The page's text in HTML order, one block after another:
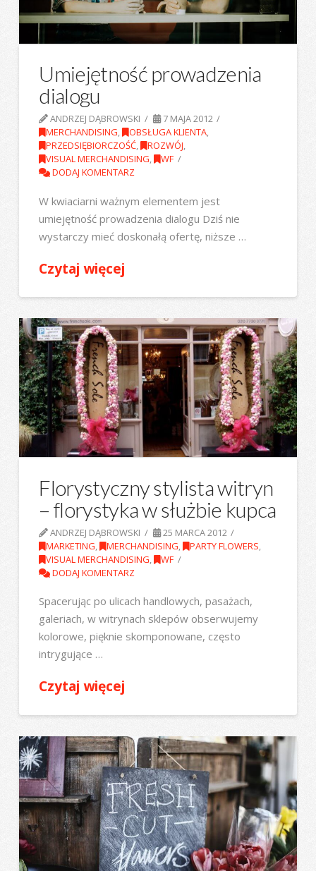
Umiejętność prowadzenia
dialogu
ANDRZEJ DĄBROWSKI
7 MAJA 2012
MERCHANDISING, OBSŁUGA KLIENTA,
PRZEDSIĘBIORCZOŚĆ, ROZWÓJ,
VISUAL MERCHANDISING, WF
DODAJ KOMENTARZ
W kwiaciarni ważnym elementem jest
umiejętność prowadzenia dialogu Dziś nie
wystarczy mieć doskonałą ofertę, niższe …
Czytaj więcej
Florystyczny stylista witryn
– florystyka w służbie kupca
ANDRZEJ DĄBROWSKI
25 MARCA 2012
MARKETING, MERCHANDISING, PARTY FLOWERS,
VISUAL MERCHANDISING, WF
DODAJ KOMENTARZ
Spacerując po ulicach handlowych, pasażach,
galeriach, w witrynach sklepów obserwujemy
kolorowe, pięknie skomponowane, często
intrygujące …
Czytaj więcej